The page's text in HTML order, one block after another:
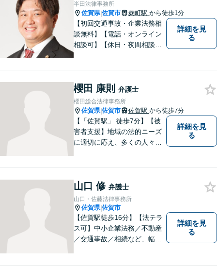
半田法律事務所
佐賀県|佐賀市 麹町駅 から徒歩1分
【初回交通事故・企業法務相
談無料】【電話・オンライン
相談可】【休日・夜間相談
詳細を見
る
櫻田 康則 弁護士
櫻田総合法律事務所
佐賀県|佐賀市 佐賀駅 から徒歩7分
【「佐賀駅」 徒歩7分】【被
害者支援】地域の法的ニーズ
に適切に応え、多くの人々の
ぐように、丁寧にお悩みをお
伺いいたします。
詳細を見
る
山口 修 弁護士
山口・佐藤法律事務所
佐賀県|佐賀市
【佐賀駅徒歩16分】【法テラ
ス可】中小企業法務／不動産
／交通事故／相続など、幅広
詳細を見
る